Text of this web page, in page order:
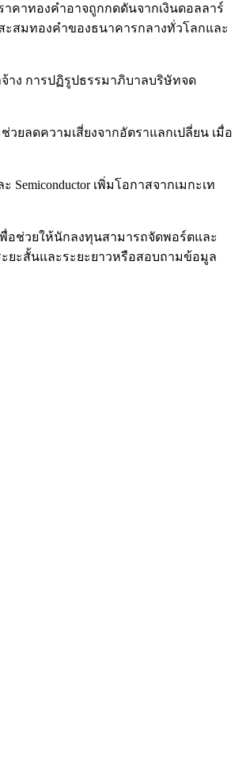
คาทองคำอาจถูกกดดันจากเงินดอลลาร์
ะสมทองคำของธนาคารกลางทั่วโลกและ
าง การปฏิรูปธรรมาภิบาลบริษัทจด
ยลดความเสี่ยงจากอัตราแลกเปลี่ยน เมื่อ
เพิ่มโอกาสจากเมกะเท
อช่วยให้นักลงทุนสามารถจัดพอร์ตและ
ยะสั้นและระยะยาวหรือสอบถามข้อมูล